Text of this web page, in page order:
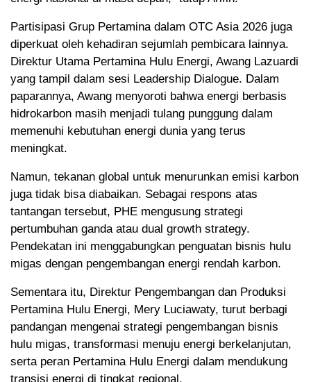
Partisipasi Grup Pertamina dalam OTC Asia 2026 juga
diperkuat oleh kehadiran sejumlah pembicara lainnya.
Direktur Utama Pertamina Hulu Energi, Awang Lazuardi
yang tampil dalam sesi Leadership Dialogue. Dalam
paparannya, Awang menyoroti bahwa energi berbasis
hidrokarbon masih menjadi tulang punggung dalam
memenuhi kebutuhan energi dunia yang terus
meningkat.
Namun, tekanan global untuk menurunkan emisi karbon
juga tidak bisa diabaikan. Sebagai respons atas
tantangan tersebut, PHE mengusung strategi
pertumbuhan ganda atau dual growth strategy.
Pendekatan ini menggabungkan penguatan bisnis hulu
migas dengan pengembangan energi rendah karbon.
Sementara itu, Direktur Pengembangan dan Produksi
Pertamina Hulu Energi, Mery Luciawaty, turut berbagi
pandangan mengenai strategi pengembangan bisnis
hulu migas, transformasi menuju energi berkelanjutan,
serta peran Pertamina Hulu Energi dalam mendukung
transisi energi di tingkat regional.